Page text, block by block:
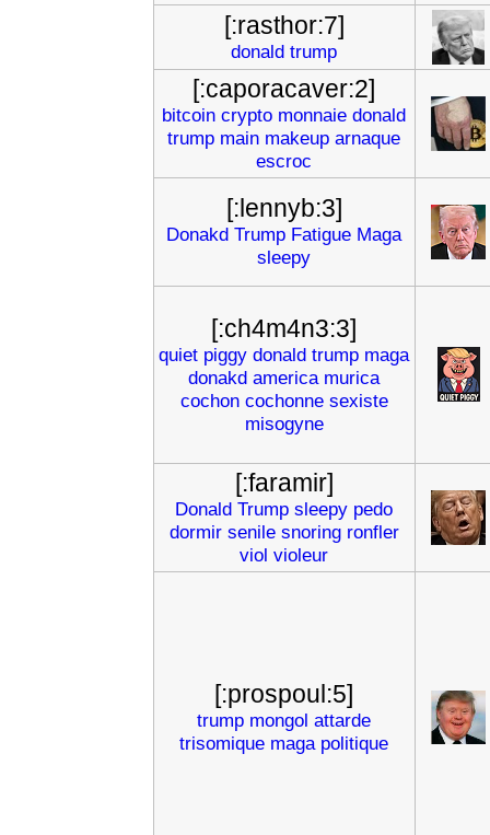
[:rasthor:7]
donald trump
[:caporacaver:2]
bitcoin crypto monnaie donald
trump main makeup arnaque
escroc
[:lennyb:3]
Donakd Trump Fatigue Maga
sleepy
[:ch4m4n3:3]
quiet piggy donald trump maga
donakd america murica
cochon cochonne sexiste
misogyne
[:faramir]
Donald Trump sleepy pedo
dormir senile snoring ronfler
viol violeur
[:prospoul:5]
trump mongol attarde
trisomique maga politique